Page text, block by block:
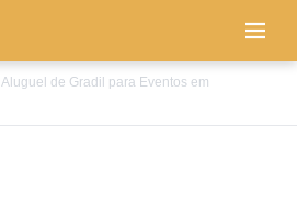
Aluguel de Gradil para Eventos em